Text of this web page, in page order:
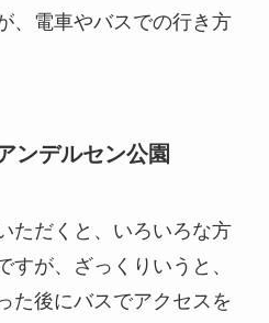
、電車やバスでの行き方
ンデルセン公園
ただくと、いろいろな方
すが、ざっくりいうと、
た後にバスでアクセスを